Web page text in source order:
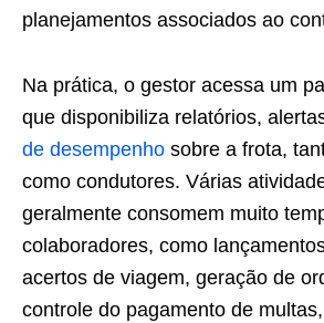
planejamentos associados ao
Na prática, o gestor acessa um
que disponibiliza relatórios,
de desempenho sobre a frota,
como condutores. Várias
geralmente consomem muito
colaboradores, como
acertos de viagem, geração de
controle do pagamento de